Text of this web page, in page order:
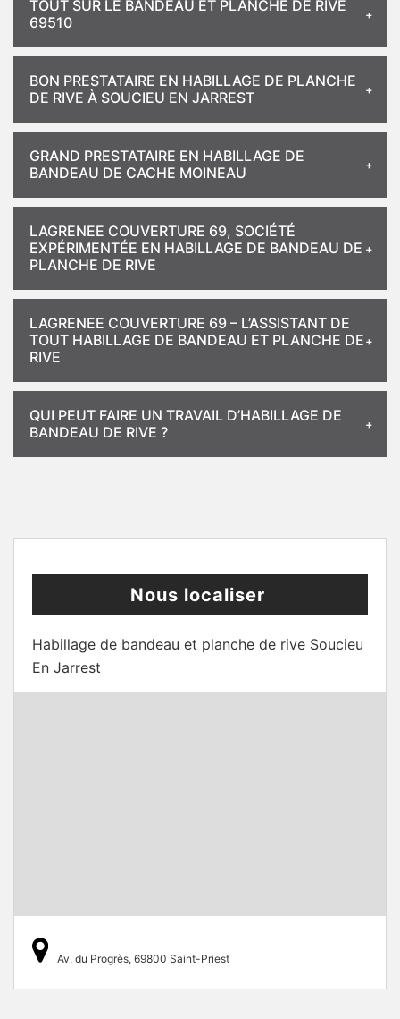
TOUT SUR LE BANDEAU ET PLANCHE DE RIVE
69510
BON PRESTATAIRE EN HABILLAGE DE PLANCHE
DE RIVE À SOUCIEU EN JARREST
GRAND PRESTATAIRE EN HABILLAGE DE
BANDEAU DE CACHE MOINEAU
LAGRENEE COUVERTURE 69, SOCIÉTÉ
EXPÉRIMENTÉE EN HABILLAGE DE BANDEAU DE
PLANCHE DE RIVE
LAGRENEE COUVERTURE 69 – L’ASSISTANT DE
TOUT HABILLAGE DE BANDEAU ET PLANCHE DE
RIVE
QUI PEUT FAIRE UN TRAVAIL D’HABILLAGE DE
BANDEAU DE RIVE ?
Nous localiser
Habillage de bandeau et planche de rive Soucieu
En Jarrest
Av. du Progrès, 69800 Saint-Priest